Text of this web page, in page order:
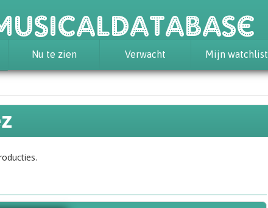
Nu te zien Verwacht Mijn watchlist